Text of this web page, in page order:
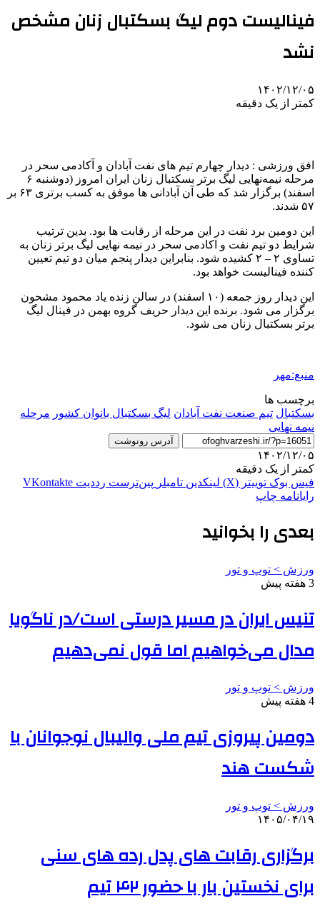
فینالیست دوم لیگ بسکتبال زنان مشخص
نشد
۱۴۰۲/۱۲/۰۵
کمتر از یک دقیقه
افق ورزشی : دیدار چهارم تیم‌ های نفت آبادان و آکادمی سحر در
مرحله نیمه‌نهایی لیگ برتر بسکتبال زنان ایران امروز (دوشنبه ۶
اسفند) برگزار شد که طی آن آبادانی ها موفق به کسب برتری ۶۳ بر
۵۷ شدند.
این دومین برد نفت در این مرحله از رقابت ها بود. بدین ترتیب
شرایط دو تیم نفت و اکادمی سحر در نیمه نهایی لیگ برتر زنان به
تساوی ۲ – ۲ کشیده شود. بنابراین دیدار پنجم میان دو تیم تعیین
کننده فینالیست خواهد بود.
این دیدار روز جمعه (۱۰ اسفند) در سالن زنده یاد محمود مشحون
برگزار می شود. برنده این دیدار حریف گروه بهمن در فینال لیگ
برتر بسکتبال زنان می شود.
منبع:مهر
برچسب ها
بسکتبال تیم صنعت نفت آبادان لیگ بسکتبال بانوان کشور مرحله
نیمه نهایی
آدرس رونوشت
۱۴۰۲/۱۲/۰۵
کمتر از یک دقیقه
فیس بوک توییتر (X) لینکدین ‫تامبلر ‫پین‌ترست ‫رددیت ‫VKontakte
رایانامه چاپ
بعدی را بخوانید
ورزش > توپ و تور
3 هفته پیش
تنیس ایران در مسیر درستی است/در ناگویا
مدال می‌خواهیم اما قول نمی‌دهیم
ورزش > توپ و تور
4 هفته پیش
دومین پیروزی تیم ملی والیبال نوجوانان با
شکست هند
ورزش > توپ و تور
۱۴۰۵/۰۴/۱۹
برگزاری رقابت های پدل رده های سنی
برای نخستین بار با حضور ۴۲ تیم